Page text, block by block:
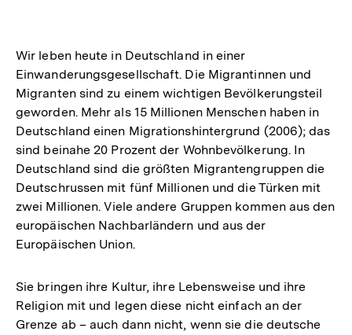
Wir leben heute in Deutschland in einer
Einwanderungsgesellschaft. Die Migrantinnen und
Migranten sind zu einem wichtigen Bevölkerungsteil
geworden. Mehr als 15 Millionen Menschen haben in
Deutschland einen Migrationshintergrund (2006); das
sind beinahe 20 Prozent der Wohnbevölkerung. In
Deutschland sind die größten Migrantengruppen die
Deutschrussen mit fünf Millionen und die Türken mit
zwei Millionen. Viele andere Gruppen kommen aus den
europäischen Nachbarländern und aus der
Europäischen Union.
Sie bringen ihre Kultur, ihre Lebensweise und ihre
Religion mit und legen diese nicht einfach an der
Grenze ab – auch dann nicht, wenn sie die deutsche